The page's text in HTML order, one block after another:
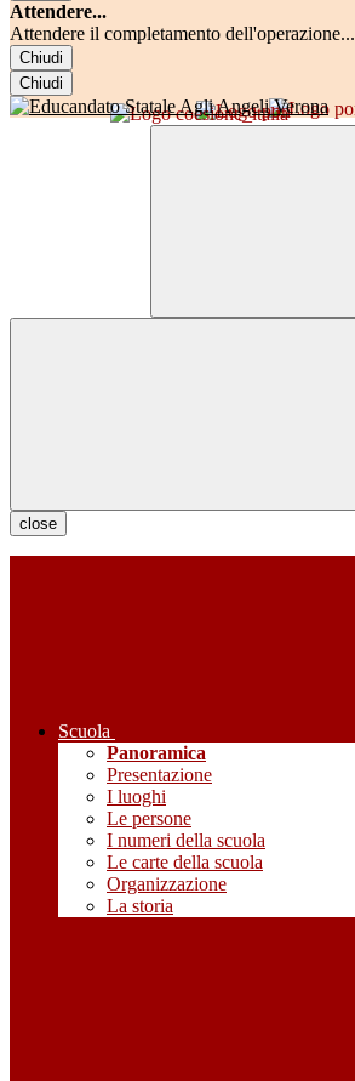
Attendere...
Attendere il completamento dell'operazione...
Chiudi
Chiudi
close
Scuola
Panoramica
Presentazione
I luoghi
Le persone
I numeri della scuola
Le carte della scuola
Organizzazione
La storia